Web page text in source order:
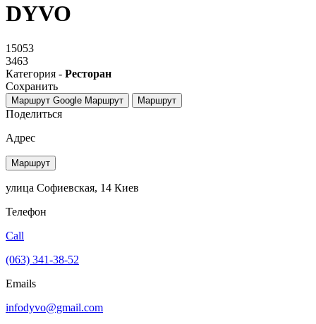
DYVO
15053
3463
Категория - Ресторан
Сохранить
Маршрут Google Маршрут Маршрут
Поделиться
Адрес
Маршрут
улица Софиевская, 14 Киев
Телефон
Call
(063) 341-38-52
Emails
infodyvo@gmail.com